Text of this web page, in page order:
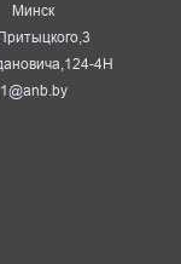
Минск
4Н
1@anb.by